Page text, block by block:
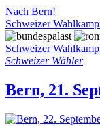
Nach Bern!
Schweizer
Schweizer
Schweizer Wähler
Bern, 21.